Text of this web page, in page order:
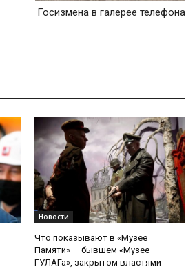
Госизмена в галерее телефона
Новости
Что показывают в «Музее
Памяти» — бывшем «Музее
ГУЛАГа», закрытом властями